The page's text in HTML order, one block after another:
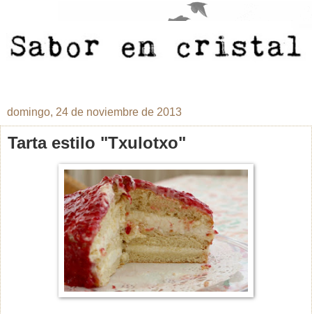
domingo, 24 de noviembre de 2013
Tarta estilo "Txulotxo"